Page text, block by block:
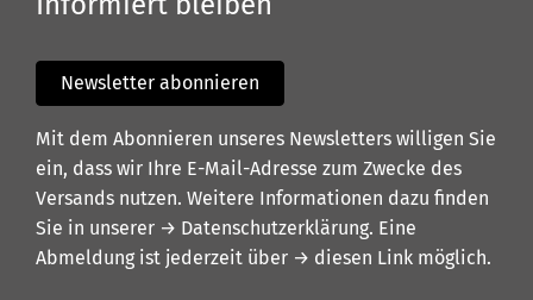
Newsletter abonnieren
Mit dem Abonnieren unseres Newsletters willigen Sie
ein, dass wir Ihre E-Mail-Adresse zum Zwecke des
Versands nutzen. Weitere Informationen dazu finden
Sie in unserer → Datenschutzerklärung. Eine
Abmeldung ist jederzeit über → diesen Link möglich.